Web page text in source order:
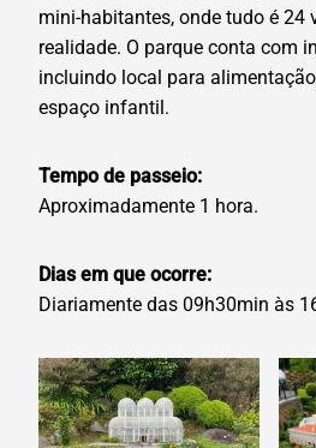
mini-habitantes, onde tudo é 24
realidade. O parque conta com
incluindo local para
espaço infantil.
Tempo de passeio:
Aproximadamente 1 hora.
Dias em que ocorre:
Diariamente das 09h30min às